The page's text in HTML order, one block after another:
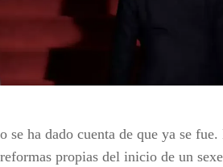
ha dado cuenta de que ya se fue.
propias del inicio de un